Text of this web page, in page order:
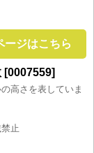
ージはこちら
[0007559]
高さを表していま
止